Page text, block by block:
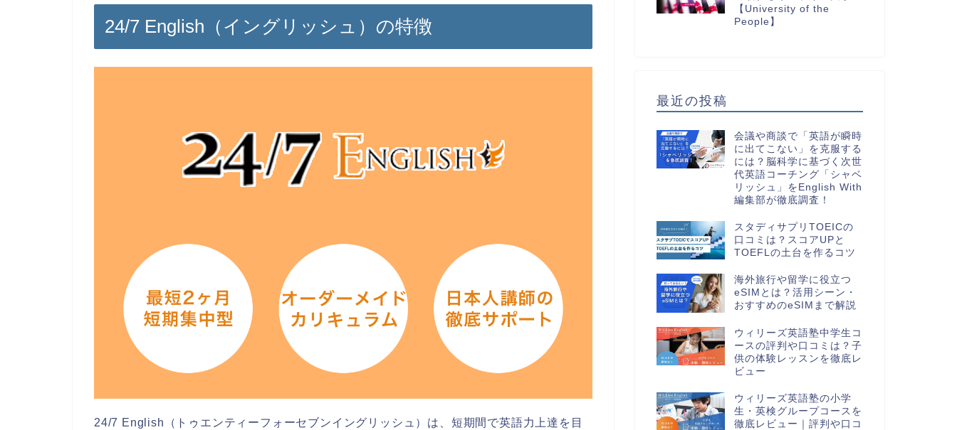
24/7 English（イングリッシュ）の特徴
24/7 English（トゥエンティーフォーセブンイングリッシュ）は、短期間で英語力上達を目
【University of the
People】
最近の投稿
会議や商談で「英語が瞬時
に出てこない」を克服する
には？脳科学に基づく次世
代英語コーチング「シャベ
リッシュ」をEnglish With
編集部が徹底調査！
スタディサプリTOEICの
口コミは？スコアUPと
TOEFLの土台を作るコツ
海外旅行や留学に役立つ
eSIMとは？活用シーン・
おすすめのeSIMまで解説
ウィリーズ英語塾中学生コ
ースの評判や口コミは？子
供の体験レッスンを徹底レ
ビュー
ウィリーズ英語塾の小学
生・英検グループコースを
徹底レビュー｜評判や口コ